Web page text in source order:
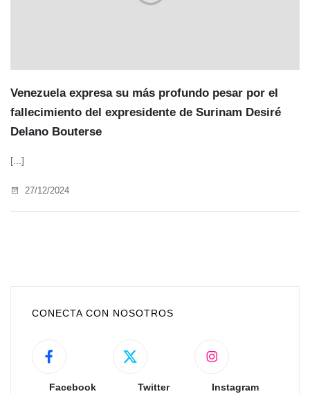
Venezuela expresa su más profundo pesar por el
fallecimiento del expresidente de Surinam Desiré
Delano Bouterse
[...]
27/12/2024
CONECTA CON NOSOTROS
Facebook Twitter Instagram